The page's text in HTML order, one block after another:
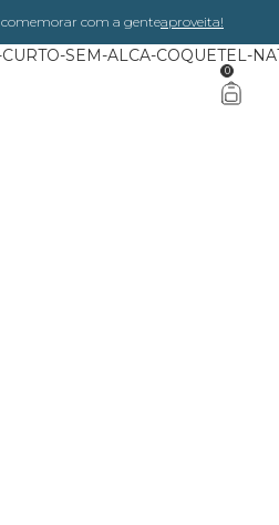
comemorar com a genteaproveita!
0